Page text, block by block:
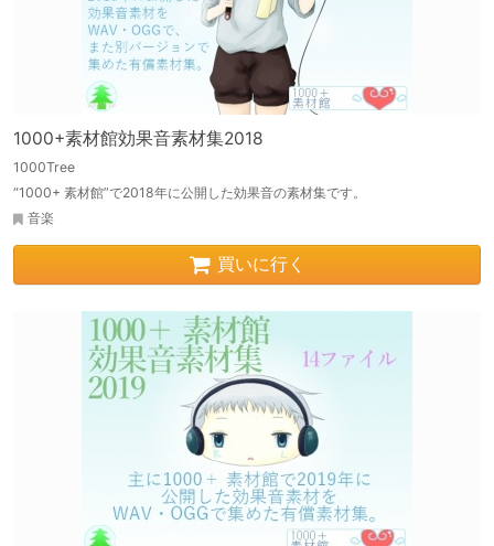
1000+素材館効果音素材集2018
1000Tree
“1000+ 素材館”で2018年に公開した効果音の素材集です。
音楽
買いに行く